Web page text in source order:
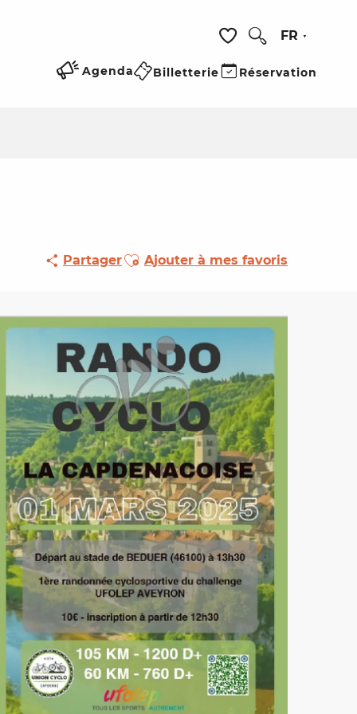
Voir les favoris
FR
Agenda Billetterie Réservation
PartagerAjouter aux favoris
Ajouter à mes favoris